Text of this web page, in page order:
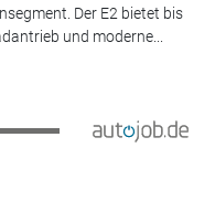
Der E2 bietet bis
und moderne...